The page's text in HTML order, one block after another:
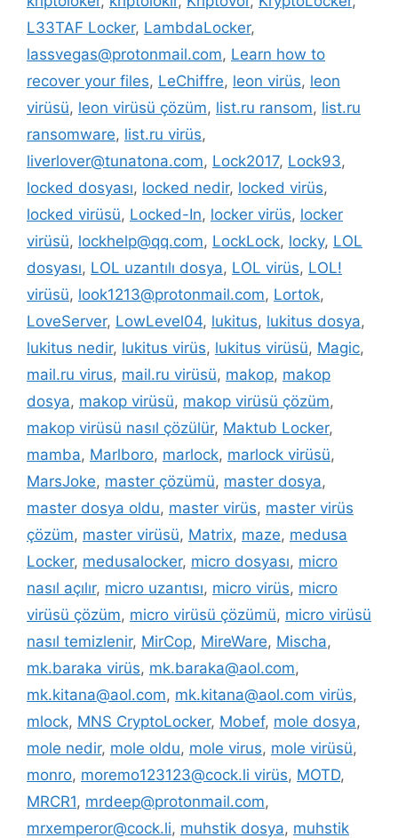
L33TAF Locker, LambdaLocker,
lassvegas@protonmail.com, Learn how to
recover your files, LeChiffre, leon virüs, leon
virüsü, leon virüsü çözüm, list.ru ransom, list.ru
ransomware, list.ru virüs,
liverlover@tunatona.com, Lock2017, Lock93,
locked dosyası, locked nedir, locked virüs,
locked virüsü, Locked-In, locker virüs, locker
virüsü, lockhelp@qq.com, LockLock, locky, LOL
dosyası, LOL uzantılı dosya, LOL virüs, LOL!
virüsü, look1213@protonmail.com, Lortok,
LoveServer, LowLevel04, lukitus, lukitus dosya,
lukitus nedir, lukitus virüs, lukitus virüsü, Magic,
mail.ru virus, mail.ru virüsü, makop, makop
dosya, makop virüsü, makop virüsü çözüm,
makop virüsü nasıl çözülür, Maktub Locker,
mamba, Marlboro, marlock, marlock virüsü,
MarsJoke, master çözümü, master dosya,
master dosya oldu, master virüs, master virüs
çözüm, master virüsü, Matrix, maze, medusa
Locker, medusalocker, micro dosyası, micro
nasıl açılır, micro uzantısı, micro virüs, micro
virüsü çözüm, micro virüsü çözümü, micro virüsü
nasıl temizlenir, MirCop, MireWare, Mischa,
mk.baraka virüs, mk.baraka@aol.com,
mk.kitana@aol.com, mk.kitana@aol.com virüs,
mlock, MNS CryptoLocker, Mobef, mole dosya,
mole nedir, mole oldu, mole virus, mole virüsü,
monro, moremo123123@cock.li virüs, MOTD,
MRCR1, mrdeep@protonmail.com,
mrxemperor@cock.li, muhstik dosya, muhstik